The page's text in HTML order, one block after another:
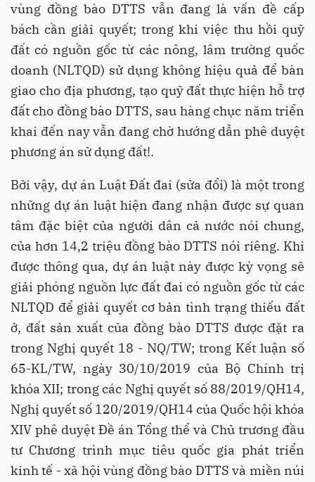
vùng đồng bào DTTS vẫn đang là vấn đề cấp
bách cần giải quyết; trong khi việc thu hồi quỹ
đất có nguồn gốc từ các nông, lâm trường quốc
doanh (NLTQD) sử dụng không hiệu quả để bàn
giao cho địa phương, tạo quỹ đất thực hiện hỗ trợ
đất cho đồng bào DTTS, sau hàng chục năm triển
khai đến nay vẫn đang chờ hướng dẫn phê duyệt
phương án sử dụng đất!.
Bởi vậy, dự án Luật Đất đai (sửa đổi) là một trong
những dự án luật hiện đang nhận được sự quan
tâm đặc biệt của người dân cả nước nói chung,
của hơn 14,2 triệu đồng bào DTTS nói riêng. Khi
được thông qua, dự án luật này được kỳ vọng sẽ
giải phóng nguồn lực đất đai có nguồn gốc từ các
NLTQD để giải quyết cơ bản tình trạng thiếu đất
ở, đất sản xuất của đồng bào DTTS được đặt ra
trong Nghị quyết 18 - NQ/TW; trong Kết luận số
65-KL/TW, ngày 30/10/2019 của Bộ Chính trị
khóa XII; trong các Nghị quyết số 88/2019/QH14,
Nghị quyết số 120/2019/QH14 của Quốc hội khóa
XIV phê duyệt Đề án Tổng thể và Chủ trương đầu
tư Chương trình mục tiêu quốc gia phát triển
kinh tế - xã hội vùng đồng bào DTTS và miền núi